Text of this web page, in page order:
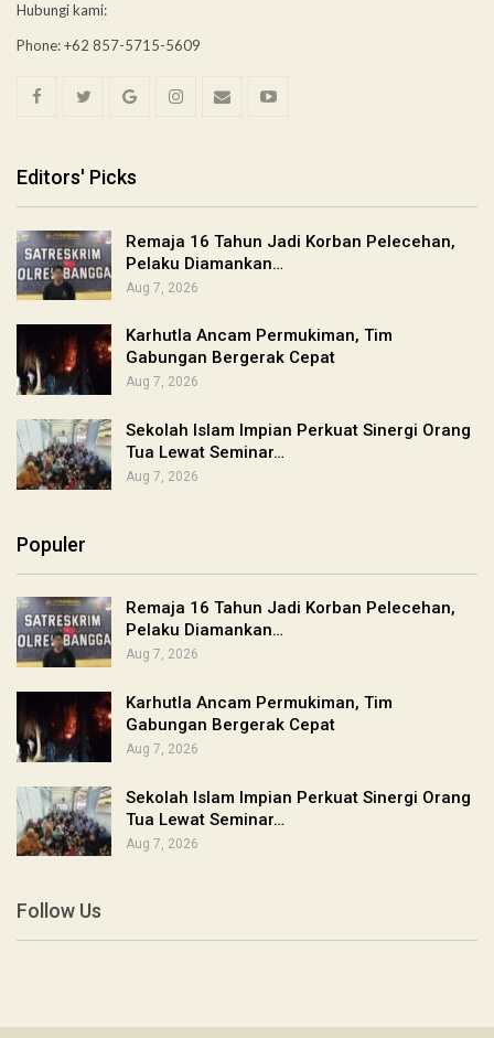
Hubungi kami:
Phone: +62 857-5715-5609
Editors' Picks
Remaja 16 Tahun Jadi Korban Pelecehan,
Pelaku Diamankan…
Aug 7, 2026
Karhutla Ancam Permukiman, Tim
Gabungan Bergerak Cepat
Aug 7, 2026
Sekolah Islam Impian Perkuat Sinergi Orang
Tua Lewat Seminar…
Aug 7, 2026
Populer
Remaja 16 Tahun Jadi Korban Pelecehan,
Pelaku Diamankan…
Aug 7, 2026
Karhutla Ancam Permukiman, Tim
Gabungan Bergerak Cepat
Aug 7, 2026
Sekolah Islam Impian Perkuat Sinergi Orang
Tua Lewat Seminar…
Aug 7, 2026
Follow Us